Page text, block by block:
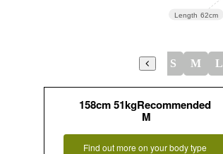
Length 62cm
S M L
158cm 51kgRecommended
M
Find out more on your body type